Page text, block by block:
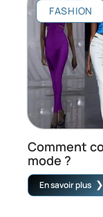
FASHION
Comment
mode ?
En savoir plus